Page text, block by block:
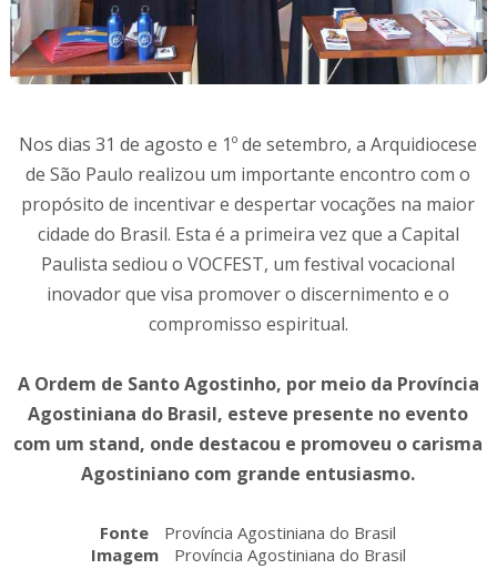
Nos dias 31 de agosto e 1º de setembro, a Arquidiocese
de São Paulo realizou um importante encontro com o
propósito de incentivar e despertar vocações na maior
cidade do Brasil. Esta é a primeira vez que a Capital
Paulista sediou o VOCFEST, um festival vocacional
inovador que visa promover o discernimento e o
compromisso espiritual.
A Ordem de Santo Agostinho, por meio da Província
Agostiniana do Brasil, esteve presente no evento
com um stand, onde destacou e promoveu o carisma
Agostiniano com grande entusiasmo.
Fonte
Província Agostiniana do Brasil
Imagem
Província Agostiniana do Brasil